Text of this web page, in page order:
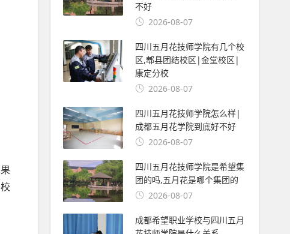
不好
2026-08-07
四川五月花技师学院有几个校
区,郫县团结校区|金堂校区|
康定分校
2026-08-07
四川五月花技师学院怎么样|
成都五月花学院到底好不好
2026-08-07
四川五月花技师学院是希望集
团的吗,五月花是哪个集团的
2026-08-07
成都希望职业学校与四川五月